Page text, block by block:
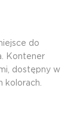
do
Kontener
dostępny w
kolorach.